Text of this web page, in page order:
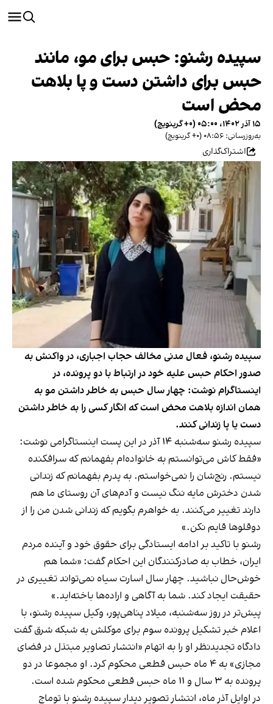
سپیده رشنو: حبس برای مو، مانند
حبس برای داشتن دست‌ و پا بلاهت
محض است
۱۵ آذر ۱۴۰۲، ۰۵:۰۰ (‎+۰ گرینویچ)
به‌روزرسانی: ۰۸:۵۶ (‎+۰ گرینویچ)
اشتراک‌گذاری
سپیده رشنو، فعال مدنی مخالف حجاب اجباری، در واکنش به
صدور احکام حبس علیه خود در ارتباط با دو پرونده، در
اینستاگرام نوشت: چهار سال حبس به خاطر داشتن مو به
همان اندازه بلاهت محض است که انگار کسی را به خاطر داشتن
دست یا پا زندانی کنند.
سپیده رشنو سه‌شنبه ۱۴ آذر در این پست اینستاگرامی نوشت:
«فقط کاش می‌توانستم به خانواده‌ام بفهمانم که سرافکنده
نیستم. رنج‌شان را نمی‌خواستم. به پدرم بفهمانم که زندانی
شدن دخترش مایه ننگ نیست و آدم‌های آن روستای ما هم
دارند تغییر می‌کنند. به خواهرم بگویم که زندانی شدن من را از
دوقلوها قایم نکن.»
رشنو با تاکید بر ادامه ایستادگی برای حقوق خود و آینده مردم
ایران، خطاب به صادرکنندگان این احکام گفت: «شما هم
خوش‌حال نباشید. چهار سال اسارت سیاه نمی‌تواند تغییری در
حقیقت ایجاد کند. شما به آگاهی و اراده‌ها باخته‌اید.»
پیش‌تر در روز سه‌شنبه، میلاد پناهی‌پور، وکیل سپیده رشنو، با
اعلام خبر تشکیل پرونده سوم برای موکلش به شبکه شرق گفت
دادگاه تجدیدنظر او را به اتهام «انتشار تصاویر مبتذل در فضای
مجازی» به ۴ ماه حبس قطعی محکوم کرد. او مجموعا در دو
پرونده به ۳ سال و ۱۱ ماه حبس قطعی محکوم شده است.
در اوایل آذر ماه، انتشار تصویر دیدار سپیده رشنو با توماج